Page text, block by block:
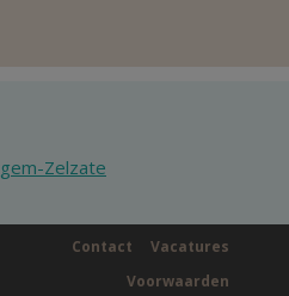
Zelzate
Vacatures
Contact
Voorwaarden